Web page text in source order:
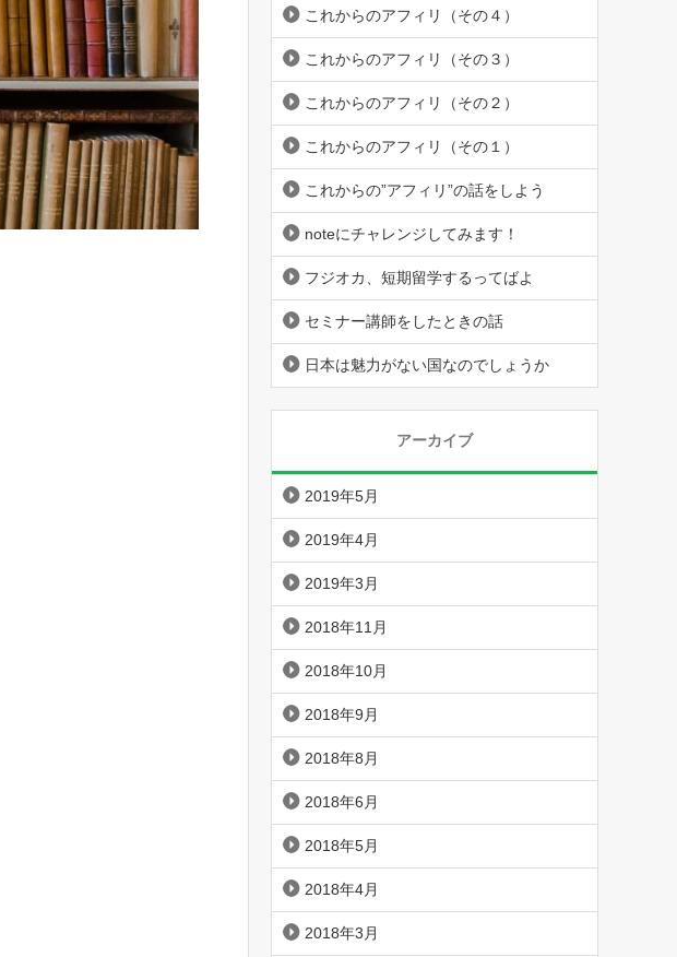
これからのアフィリ（その４）
これからのアフィリ（その３）
これからのアフィリ（その２）
これからのアフィリ（その１）
これからの”アフィリ”の話をしよう
noteにチャレンジしてみます！
フジオカ、短期留学するってばよ
セミナー講師をしたときの話
日本は魅力がない国なのでしょうか
アーカイブ
2019年5月
2019年4月
2019年3月
2018年11月
2018年10月
2018年9月
2018年8月
2018年6月
2018年5月
2018年4月
2018年3月